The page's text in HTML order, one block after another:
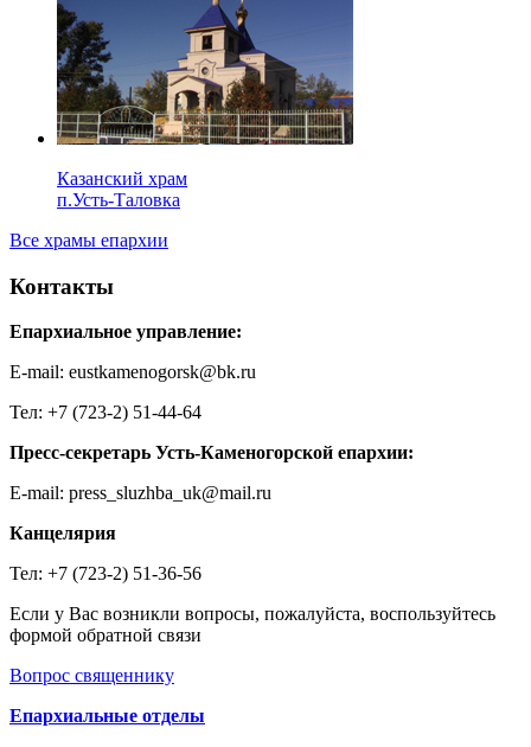
Казанский храм
п.Усть-Таловка
Все храмы епархии
Контакты
Епархиальное управление:
E-mail: eustkamenogorsk@bk.ru
Тел: +7 (723-2) 51-44-64
Пресс-секретарь Усть-Каменогорской епархии:
E-mail: press_sluzhba_uk@mail.ru
Канцелярия
Тел: +7 (723-2) 51-36-56
Если у Вас возникли вопросы, пожалуйста, воспользуйтесь
формой обратной связи
Вопрос священнику
Епархиальные отделы